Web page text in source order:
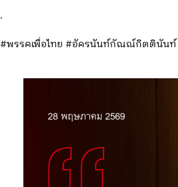
.
#พรรคเพื่อไทย #อัครนันท์กัณณ์กิตตินันท์